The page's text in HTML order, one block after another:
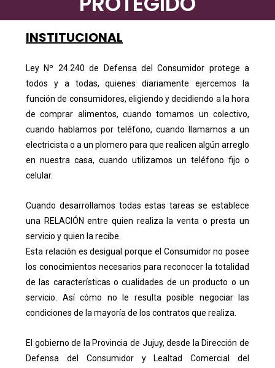
INSTITUCIONAL
Ley Nº 24.240 de Defensa del Consumidor protege a
todos y a todas, quienes diariamente ejercemos la
función de consumidores, eligiendo y decidiendo a la hora
de comprar alimentos, cuando tomamos un colectivo,
cuando hablamos por teléfono, cuando llamamos a un
electricista o a un plomero para que realicen algún arreglo
en nuestra casa, cuando utilizamos un teléfono fijo o
celular.
Cuando desarrollamos todas estas tareas se establece
una RELACIÓN entre quien realiza la venta o presta un
servicio y quien la recibe.
Esta relación es desigual porque el Consumidor no posee
los conocimientos necesarios para reconocer la totalidad
de las características o cualidades de un producto o un
servicio. Así cómo no le resulta posible negociar las
condiciones de la mayoría de los contratos que realiza.
El gobierno de la Provincia de Jujuy, desde la Dirección de
Defensa del Consumidor y Lealtad Comercial del